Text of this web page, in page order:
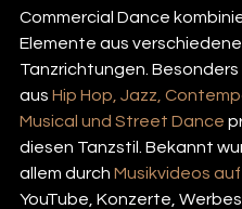
Commercial Dance
Elemente aus
Tanzrichtungen. Besonders
aus Hip Hop, Jazz,
Musical und Street Dance
diesen Tanzstil. Bekannt
allem durch Musikvideos auf
YouTube, Konzerte,